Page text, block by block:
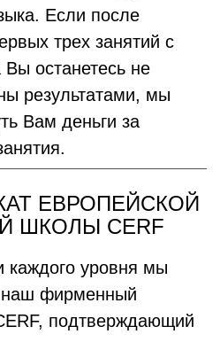
Если после
трех занятий с
Вы останетесь не
результатами, мы
Вам деньги за
ЕВРОПЕЙСКОЙ
ШКОЛЫ CERF
каждого уровня мы
фирменный
подтверждающий